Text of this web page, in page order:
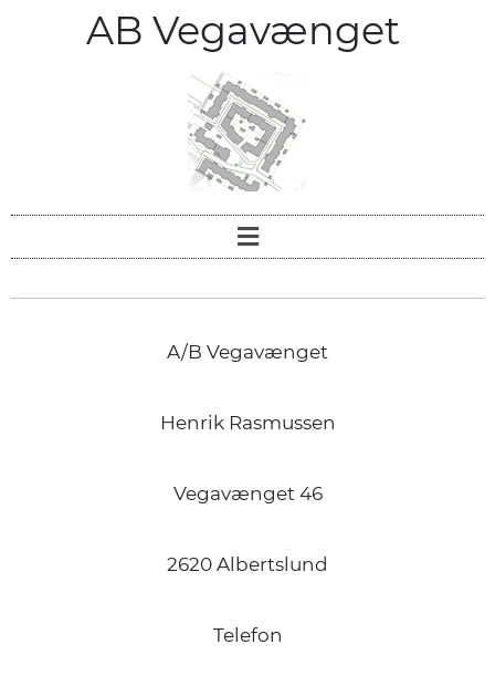
AB Vegavænget
A/B Vegavænget
Henrik Rasmussen
Vegavænget 46
2620 Albertslund
Telefon